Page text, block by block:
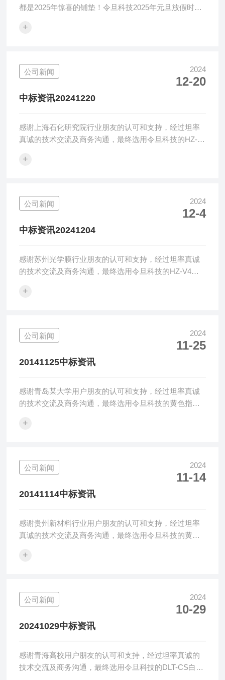
都是2025年惊喜的铺垫！令旦科技2025年元旦放假时间
户客人，技术或商务等问题咨询请联系令旦科技服务热
程、新挑战......我们无所畏惧，勇往直前！在此，令旦科
技祝愿：我们伟大的祖国母亲，国泰民安、蒸蒸日上！
我们亲爱的家人朋友，一切顺利、康健安好！2025年我
们来了...
+
公司新闻 2024
12-20
中标资讯20241220
感谢上海石化研究院行业朋友的认可和支持，经过坦率
真诚的技术交流及商务沟通，最终选用令旦科技的HZ-
广泛应用在树脂塑料、汽车玻璃、光学膜屏等行业的颜
力于提供优化的表观检测解决方案，提供优质可靠的黄
色指数仪、透光率雾度计、变角度光泽度仪、清晰度计
等光学检测设备、方案及服务。上海令旦科技有限公司
将继续做好产品及服务，帮助广大中国用户解决光...
+
公司新闻 2024
12-4
中标资讯20241204
感谢苏州光学膜行业朋友的认可和支持，经过坦率真诚
的技术交流及商务沟通，最终选用令旦科技的HZ-V4雾
应用在树脂塑料、汽车玻璃、光学膜屏等行业的颜色、
提供优化的表观检测解决方案，提供优质可靠的黄色指
数仪、透光率雾度计、变角度光泽度仪、清晰度计等光
学检测设备、方案及服务。上海令旦科技有限公司将继
续做好产品及服务，帮助广大中国用户解决光学检...
+
公司新闻 2024
11-25
20141125中标资讯
感谢青岛某大学用户朋友的认可和支持，经过坦率真诚
的技术交流及商务沟通，最终选用令旦科技的黄色指数
器广泛应用在树脂塑料、汽车玻璃、光学膜屏等行业的
致力于提供优化的表观检测解决方案，提供优质可靠的
黄色指数仪、透光率雾度计、变角度光泽度仪、清晰度
计等光学检测设备、方案及服务。上海令旦科技有限公
司将继续做好产品及服务，帮助广大中国用户解决光
+
公司新闻 2024
11-14
20141114中标资讯
感谢贵州新材料行业用户朋友的认可和支持，经过坦率
真诚的技术交流及商务沟通，最终选用令旦科技的黄色
测仪器广泛应用在树脂塑料、汽车玻璃、光学膜屏等行
旦科技致力于提供优化的表观检测解决方案，提供优质
可靠的黄色指数仪、透光率雾度计、变角度光泽度仪、
清晰度计等光学检测设备、方案及服务。上海令旦科技
有限公司将继续做好产品及服务，帮助广大中国用户解
+
公司新闻 2024
10-29
20241029中标资讯
感谢青海高校用户朋友的认可和支持，经过坦率真诚的
技术交流及商务沟通，最终选用令旦科技的DLT-CS白色